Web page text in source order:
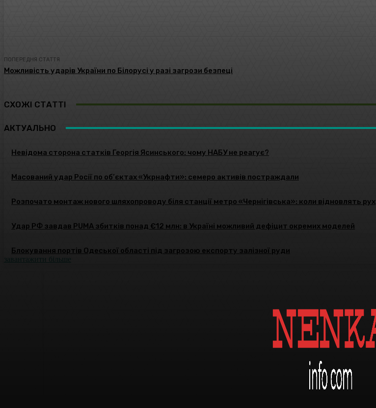
ПОПЕРЕДНЯ СТАТТЯ
Можливість ударів України по Білорусі у разі загрози безпеці
СХОЖІ СТАТТІ
АКТУАЛЬНО
Невідома сторона статків Георгія Ясинського: чому НАБУ не реагує?
Масований удар Росії по об’єктах «Укрнафти»: семеро активів постраждали
Розпочато монтаж нового шляхопроводу біля станції метро «Чернігівська»: коли відновлять рух
Удар РФ завдав PUMA збитків понад €12 млн: в Україні можливий дефіцит окремих моделей
Блокування портів Одеської області під загрозою експорту залізної руди
завантажити більше